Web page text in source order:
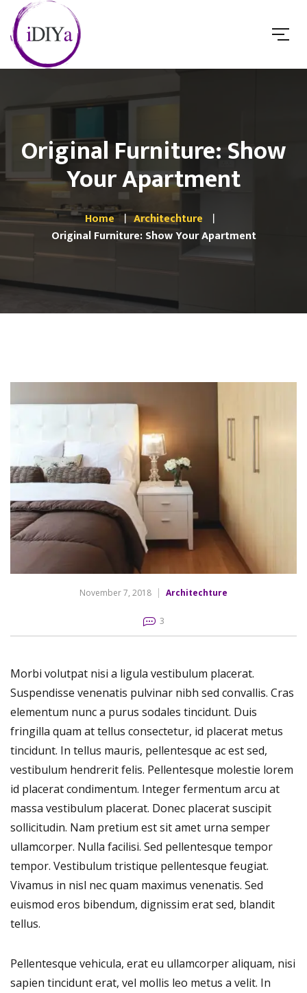
Original Furniture: Show
Your Apartment
Home
Architechture
Original Furniture: Show Your Apartment
November 7, 2018 Architechture
3
Morbi volutpat nisi a ligula vestibulum placerat.
Suspendisse venenatis pulvinar nibh sed convallis. Cras
elementum nunc a purus sodales tincidunt. Duis
fringilla quam at tellus consectetur, id placerat metus
tincidunt. In tellus mauris, pellentesque ac est sed,
vestibulum hendrerit felis. Pellentesque molestie lorem
id placerat condimentum. Integer fermentum arcu at
massa vestibulum placerat. Donec placerat suscipit
sollicitudin. Nam pretium est sit amet urna semper
ullamcorper. Nulla facilisi. Sed pellentesque tempor
tempor. Vestibulum tristique pellentesque feugiat.
Vivamus in nisl nec quam maximus venenatis. Sed
euismod eros bibendum, dignissim erat sed, blandit
tellus.
Pellentesque vehicula, erat eu ullamcorper aliquam, nisi
sapien tincidunt erat, vel mollis leo metus a velit. In